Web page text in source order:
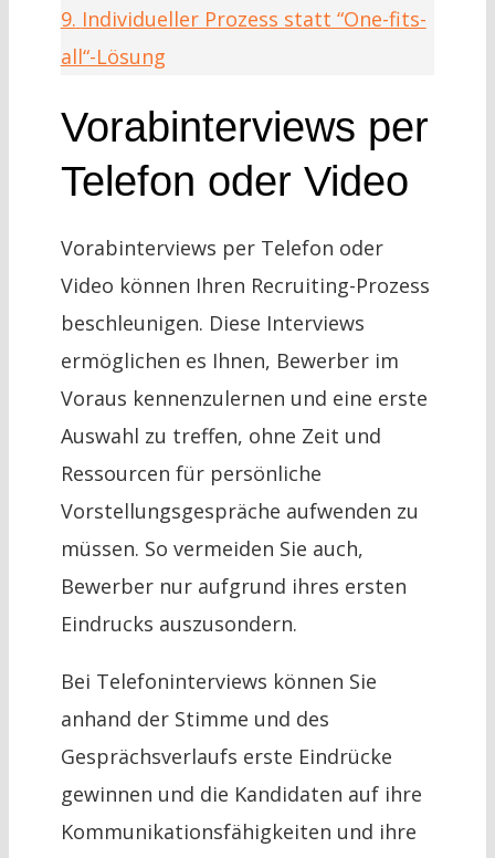
9. Individueller Prozess statt “One-fits-
all“-Lösung
Vorabinterviews per
Telefon oder Video
Vorabinterviews per Telefon oder
Video können Ihren Recruiting-Prozess
beschleunigen. Diese Interviews
ermöglichen es Ihnen, Bewerber im
Voraus kennenzulernen und eine erste
Auswahl zu treffen, ohne Zeit und
Ressourcen für persönliche
Vorstellungsgespräche aufwenden zu
müssen. So vermeiden Sie auch,
Bewerber nur aufgrund ihres ersten
Eindrucks auszusondern.
Bei Telefoninterviews können Sie
anhand der Stimme und des
Gesprächsverlaufs erste Eindrücke
gewinnen und die Kandidaten auf ihre
Kommunikationsfähigkeiten und ihre